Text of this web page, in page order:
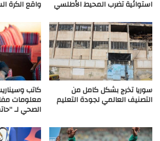
استوائية تضرب المحيط الأطلسي واقع الكرة
سوريا تخرج بشكل كامل من
التصنيف العالمي لجودة التعليم
كاتب
معلومات
الصحي لـ